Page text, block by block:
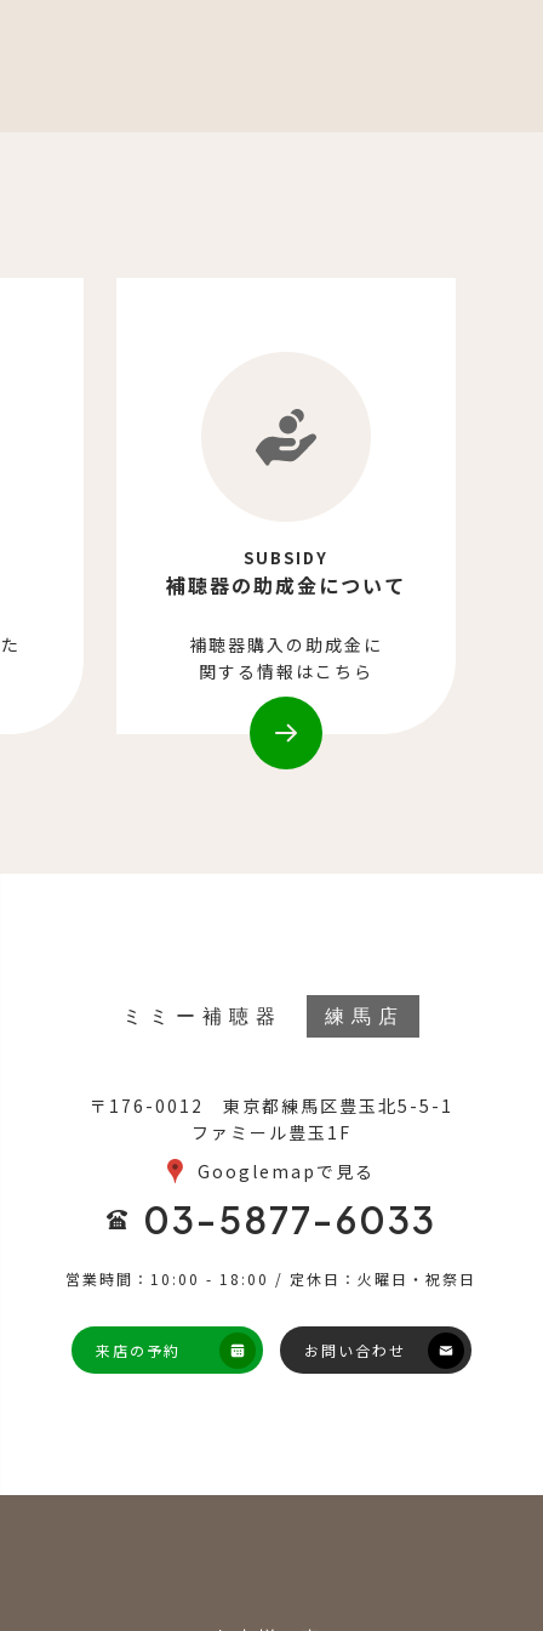
SUBSIDY
補聴器の助成金について
補聴器購入の助成金に
関する情報はこちら
ミミー補聴器 練馬店
〒176-0012 東京都練馬区豊玉北5-5-1
ファミール豊玉1F
Googlemapで見る
03-5877-6033
営業時間：10:00 - 18:00 / 定休日：火曜日・祝祭日
来店の予約 お問い合わせ